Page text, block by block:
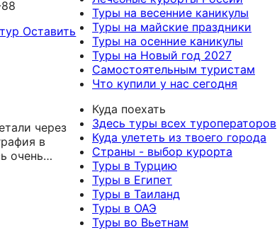
Оставить
через
в
очень
мы
Туры на весенние каникулы
Туры на майские праздники
Туры на осенние каникулы
Туры на Новый год 2027
Самостоятельным туристам
Что купили у нас сегодня
Куда поехать
Здесь туры всех туроператоров
Куда улететь из твоего города
Страны - выбор курорта
Туры в Турцию
Туры в Египет
Туры в Таиланд
Туры в ОАЭ
Туры во Вьетнам